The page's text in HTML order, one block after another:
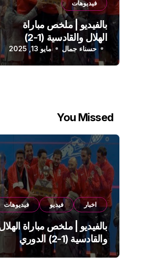
فيديوهات
بالفيديو | ملخص مباراة
الهلال والقادسية (1-2)
الدوري السعودي
حسناء جمال مايو 13, 2025
You Missed
اخبار فيديو فيديوهات
بالفيديو | ملخص مباراة
والقادسية (1-2) الدوري
السعودي